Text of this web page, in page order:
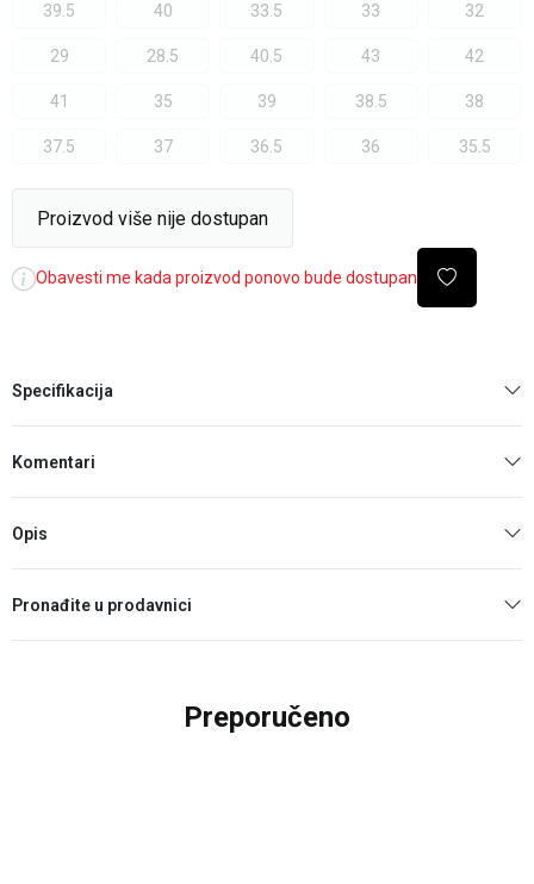
39.5
40 33.5 33 32
29 28.5 40.5 43 42
41 35 39 38.5 38
37.5 37 36.5 36 35.5
Proizvod više nije dostupan
Obavesti me kada proizvod ponovo bude dostupan
Specifikacija
Komentari
Opis
Pronađite u prodavnici
Preporučeno